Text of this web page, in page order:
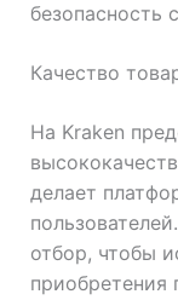
безопасность
Качество
На Kraken
делает
отбор, чтобы
приобретения